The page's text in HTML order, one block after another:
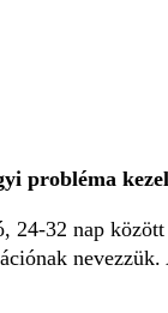
probléma
32 nap